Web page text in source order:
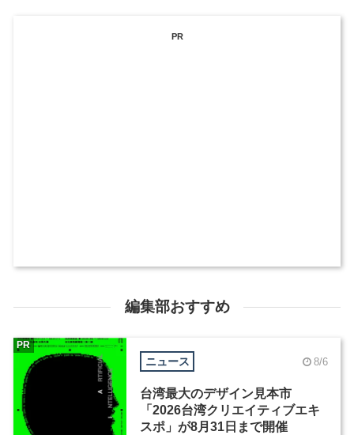
PR
編集部おすすめ
ニュース 8/6
台湾最大のデザイン見本市
「2026台湾クリエイティブエキ
スポ」が8月31日まで開催
PR